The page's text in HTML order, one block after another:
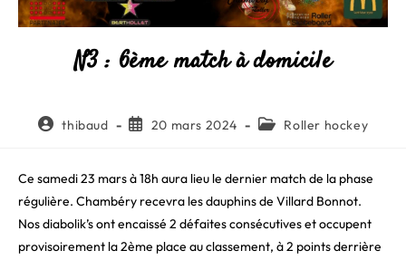
N3 : 6ème match à domicile
Auteur/autrice
publication :
thibaud
Publication
20 mars 2024
Post Roller hockey
Ce samedi 23 mars à 18h aura lieu le dernier match de la phase
régulière. Chambéry recevra les dauphins de Villard Bonnot.
Nos diabolik’s ont encaissé 2 défaites consécutives et occupent
provisoirement la 2ème place au classement, à 2 points derrière